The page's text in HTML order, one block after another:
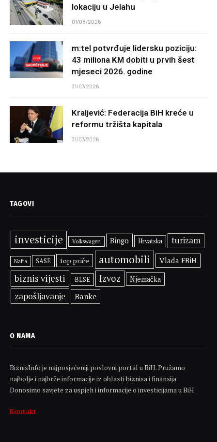
lokaciju u Jelahu
01/08/2026
m:tel potvrđuje lidersku poziciju:
43 miliona KM dobiti u prvih šest
mjeseci 2026. godine
31/07/2026
Kraljević: Federacija BiH kreće u
reformu tržišta kapitala
31/07/2026
TAGOVI
investicije Volkswagen Bingo Hrvatska turizam
Nafta SASE top priče automobili Vlada FBiH
biznis vijesti BLSE Izvoz Njemačka
zapošljavanje Banke
O NAMA
BiznisInfo je najposjećeniji poslovni portal u BiH. Pružamo
najbolje i najbrže informacije iz oblasti biznisa i finansija.
Donosimo savjete za uspjeh i informacije o investicijama u BiH.
Kontakt